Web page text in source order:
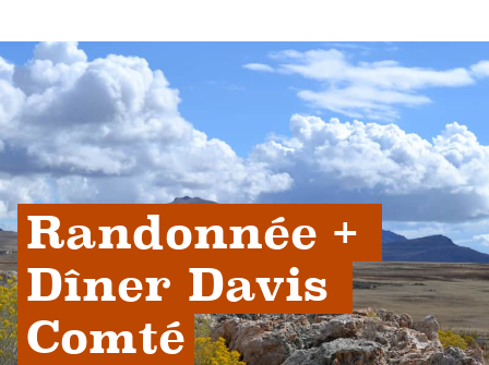
Randonnée +
Dîner Davis
Comté